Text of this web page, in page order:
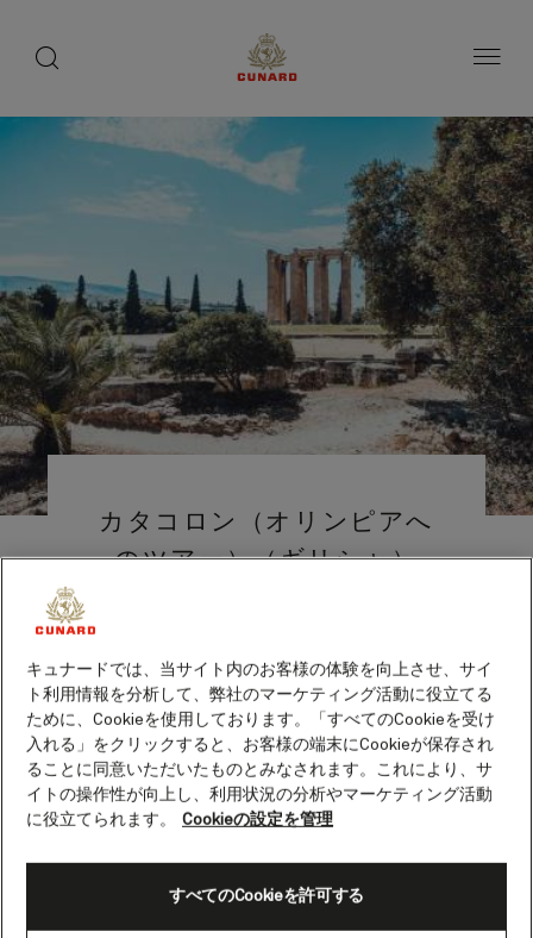
へ
ス
カタコロン（オリンピアへ
のツアー）（ギリシャ）
む魅力的な港です。イオニア海に面し、キ
パリシア湾と海とを隔てるように広がって
います。古代世界を垣間見る素晴らしい旅
をお楽しみください。
カタコロンからは、ユネスコ世界遺産に登
録されている古代の不思議、オリンピアを
く残されています。
キュナードでは、当サイト内のお客様の体験を向上させ、サイ
ト利用情報を分析して、弊社のマーケティング活動に役立てる
ために、Cookieを使用しております。「すべてのCookieを受け
入れる」をクリックすると、お客様の端末にCookieが保存され
ることに同意いただいたものとみなされます。これにより、サ
イトの操作性が向上し、利用状況の分析やマーケティング活動
に役立てられます。
Cookieの設定を管理
すべてのCookieを許可する